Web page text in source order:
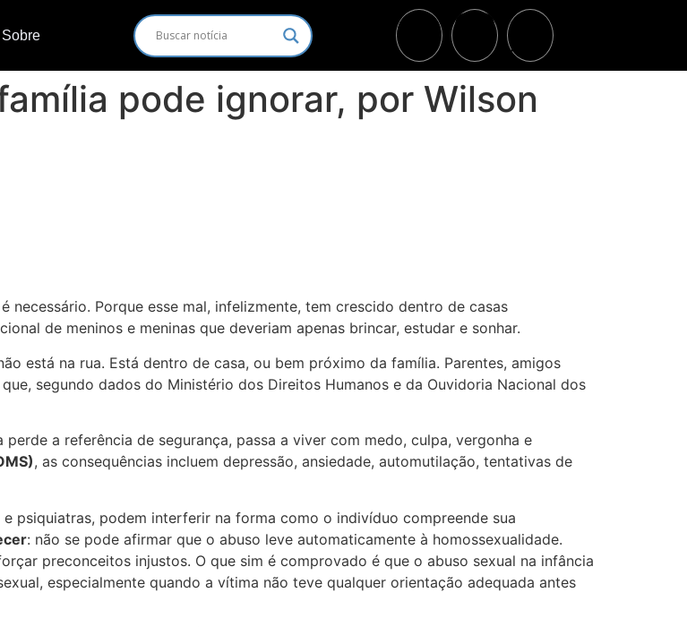
Sobre
pode ignorar, por Wilson
necessário. Porque esse mal, infelizmente, tem crescido dentro de casas
de meninos e meninas que deveriam apenas brincar, estudar e sonhar.
está na rua. Está dentro de casa, ou bem próximo da família. Parentes, amigos
segundo dados do Ministério dos Direitos Humanos e da Ouvidoria Nacional dos
a referência de segurança, passa a viver com medo, culpa, vergonha e
, as consequências incluem depressão, ansiedade, automutilação, tentativas de
psiquiatras, podem interferir na forma como o indivíduo compreende sua
: não se pode afirmar que o abuso leve automaticamente à homossexualidade.
preconceitos injustos. O que sim é comprovado é que o abuso sexual na infância
especialmente quando a vítima não teve qualquer orientação adequada antes